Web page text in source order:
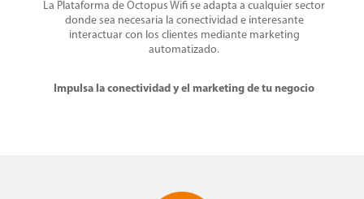
La Plataforma de Octopus Wifi se adapta a cualquier sector
donde sea necesaria la conectividad e interesante
interactuar con los clientes mediante marketing
automatizado.
Impulsa la conectividad y el marketing de tu negocio